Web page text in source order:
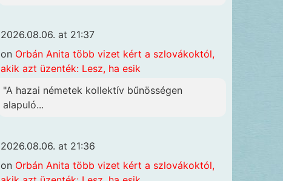
2026.08.06. at 21:37
on Orbán Anita több vizet kért a szlovákoktól,
akik azt üzenték: Lesz, ha esik
"A hazai németek kollektív bűnösségen
alapuló...
2026.08.06. at 21:36
on Orbán Anita több vizet kért a szlovákoktól,